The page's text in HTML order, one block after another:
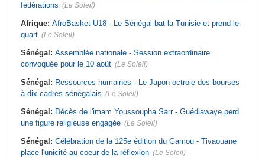
fédérations (Le Soleil)
Afrique: AfroBasket U18 - Le Sénégal bat la Tunisie et prend le
quart (Le Soleil)
Sénégal: Assemblée nationale - Session extraordinaire
convoquée pour le 10 août (Le Soleil)
Sénégal: Ressources humaines - Le Japon octroie des bourses
à dix cadres sénégalais (Le Soleil)
Sénégal: Décès de l'imam Youssoupha Sarr - Guédiawaye perd
une figure religieuse engagée (Le Soleil)
Sénégal: Célébration de la 125e édition du Gamou - Tivaouane
place l'unicité au coeur de la réflexion (Le Soleil)